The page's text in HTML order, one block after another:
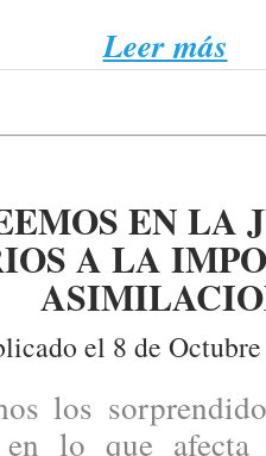
Leer más
EN LA
A LA
el 8 de
los
lo que afecta